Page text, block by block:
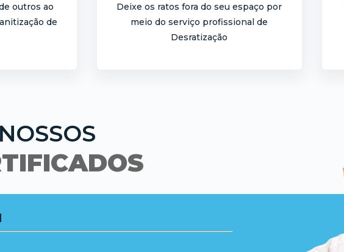
outros ao
de
Deixe os ratos fora do seu espaço por
meio do serviço profissional de
Desratização
NOSSOS